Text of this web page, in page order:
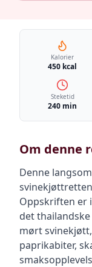
Kalorier
450 kcal
Steketid
240 min
Om denne
Denne
Oppskriften er
det
mørt
paprikabiter,